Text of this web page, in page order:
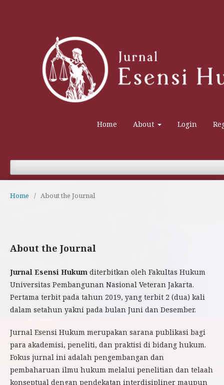
Home About Login
Home / About the Journal
About the Journal
Jurnal Esensi Hukum diterbitkan oleh Fakultas Hukum
Universitas Pembangunan Nasional Veteran Jakarta.
Pertama terbit pada tahun 2019, yang terbit 2 (dua) kali
dalam setahun yakni pada bulan Juni dan Desember.
Jurnal Esensi Hukum merupakan sarana publikasi bagi
para akademisi, peneliti, dan praktisi di bidang hukum.
Fokus jurnal ini adalah pengembangan dan
pembaharuan ilmu hukum melalui penelitian dan telaah
konseptual dengan pendekatan interdisipliner maupun